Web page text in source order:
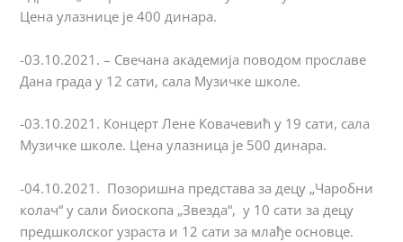
Цена улазнице је 400 динара.
-03.10.2021. – Свечана академија поводом прославе
Дана града у 12 сати, сала Mузичке школе.
-03.10.2021. Концерт Лене Ковачевић у 19 сати, сала
Музичке школе. Цена улазница је 500 динара.
-04.10.2021. Позоришна представа за децу „Чаробни
колач“ у сали биоскопа „Звезда“, у 10 сати за децу
предшколског узраста и 12 сати за млађе oсновце.